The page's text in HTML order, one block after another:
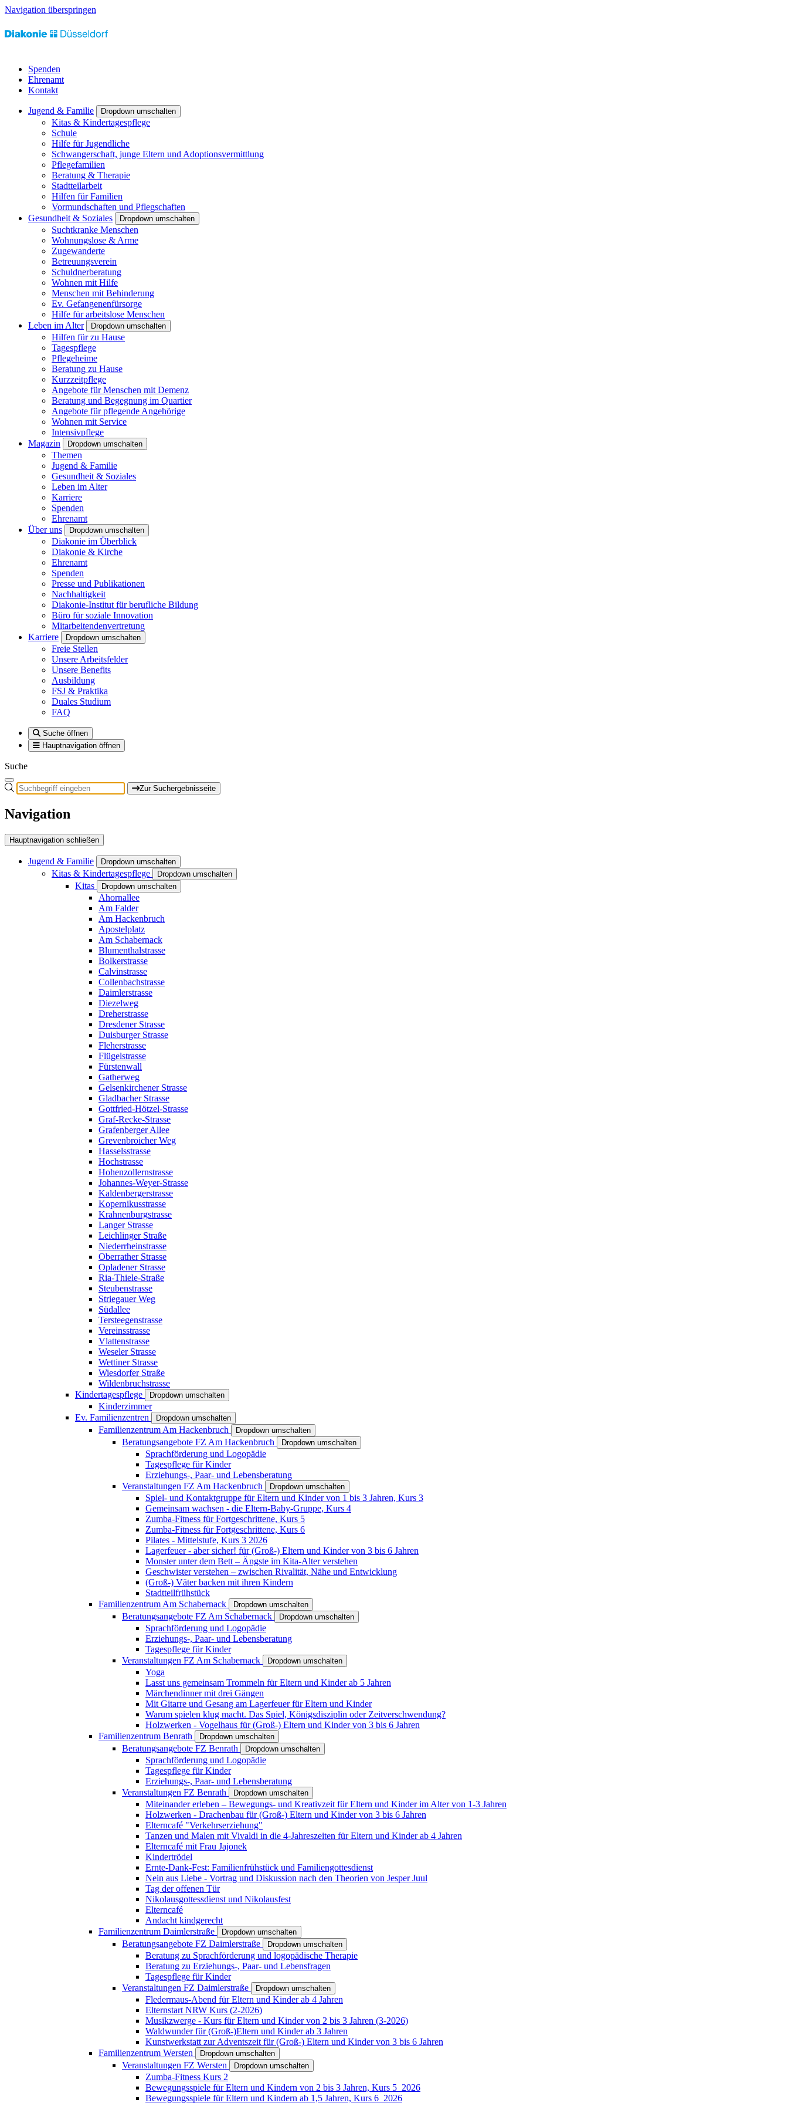
Navigation überspringen
Spenden
Ehrenamt
Kontakt
Jugend & Familie Dropdown umschalten
Kitas & Kindertagespflege
Schule
Hilfe für Jugendliche
Schwangerschaft, junge Eltern und Adoptionsvermittlung
Pflegefamilien
Beratung & Therapie
Stadtteilarbeit
Hilfen für Familien
Vormundschaften und Pflegschaften
Gesundheit & Soziales
Dropdown umschalten
Suchtkranke Menschen
Wohnungslose & Arme
Zugewanderte
Betreuungsverein
Schuldnerberatung
Wohnen mit Hilfe
Menschen mit Behinderung
Ev. Gefangenenfürsorge
Hilfe für arbeitslose Menschen
Leben im Alter
Dropdown umschalten
Hilfen für zu Hause
Tagespflege
Pflegeheime
Beratung zu Hause
Kurzzeitpflege
Angebote für Menschen mit Demenz
Beratung und Begegnung im Quartier
Angebote für pflegende Angehörige
Wohnen mit Service
Intensivpflege
Magazin
Dropdown umschalten
Themen
Jugend & Familie
Gesundheit & Soziales
Leben im Alter
Karriere
Spenden
Ehrenamt
Über uns
Dropdown umschalten
Diakonie im Überblick
Diakonie & Kirche
Ehrenamt
Spenden
Presse und Publikationen
Nachhaltigkeit
Diakonie-Institut für berufliche Bildung
Büro für soziale Innovation
Mitarbeitendenvertretung
Karriere
Dropdown umschalten
Freie Stellen
Unsere Arbeitsfelder
Unsere Benefits
Ausbildung
FSJ & Praktika
Duales Studium
FAQ
Suche öffnen
Hauptnavigation öffnen
Suche
Zur Suchergebnisseite
Navigation
Hauptnavigation schließen
Jugend & Familie Dropdown umschalten
Kitas & Kindertagespflege Dropdown umschalten
Kitas Dropdown umschalten
Ahornallee
Am Falder
Am Hackenbruch
Apostelplatz
Am Schabernack
Blumenthalstrasse
Bolkerstrasse
Calvinstrasse
Collenbachstrasse
Daimlerstrasse
Diezelweg
Dreherstrasse
Dresdener Strasse
Duisburger Strasse
Fleherstrasse
Flügelstrasse
Fürstenwall
Gatherweg
Gelsenkirchener Strasse
Gladbacher Strasse
Gottfried-Hötzel-Strasse
Graf-Recke-Strasse
Grafenberger Allee
Grevenbroicher Weg
Hasselsstrasse
Hochstrasse
Hohenzollernstrasse
Johannes-Weyer-Strasse
Kaldenbergerstrasse
Kopernikusstrasse
Krahnenburgstrasse
Langer Strasse
Leichlinger Straße
Niederrheinstrasse
Oberrather Strasse
Opladener Strasse
Ria-Thiele-Straße
Steubenstrasse
Striegauer Weg
Südallee
Tersteegenstrasse
Vereinsstrasse
Vlattenstrasse
Weseler Strasse
Wettiner Strasse
Wiesdorfer Straße
Wildenbruchstrasse
Kindertagespflege
Dropdown umschalten
Kinderzimmer
Ev. Familienzentren
Dropdown umschalten
Familienzentrum Am Hackenbruch Dropdown umschalten
Beratungsangebote FZ Am Hackenbruch Dropdown umschalten
Sprachförderung und Logopädie
Tagespflege für Kinder
Erziehungs-, Paar- und Lebensberatung
Veranstaltungen FZ Am Hackenbruch
Dropdown umschalten
Spiel- und Kontaktgruppe für Eltern und Kinder von 1 bis 3 Jahren, Kurs 3
Gemeinsam wachsen - die Eltern-Baby-Gruppe, Kurs 4
Zumba-Fitness für Fortgeschrittene, Kurs 5
Zumba-Fitness für Fortgeschrittene, Kurs 6
Pilates - Mittelstufe, Kurs 3 2026
Lagerfeuer - aber sicher! für (Groß-) Eltern und Kinder von 3 bis 6 Jahren
Monster unter dem Bett – Ängste im Kita-Alter verstehen
Geschwister verstehen – zwischen Rivalität, Nähe und Entwicklung
(Groß-) Väter backen mit ihren Kindern
Stadtteilfrühstück
Familienzentrum Am Schabernack
Dropdown umschalten
Beratungsangebote FZ Am Schabernack Dropdown umschalten
Sprachförderung und Logopädie
Erziehungs-, Paar- und Lebensberatung
Tagespflege für Kinder
Veranstaltungen FZ Am Schabernack
Dropdown umschalten
Yoga
Lasst uns gemeinsam Trommeln für Eltern und Kinder ab 5 Jahren
Märchendinner mit drei Gängen
Mit Gitarre und Gesang am Lagerfeuer für Eltern und Kinder
Warum spielen klug macht. Das Spiel, Königsdisziplin oder Zeitverschwendung?
Holzwerken - Vogelhaus für (Groß-) Eltern und Kinder von 3 bis 6 Jahren
Familienzentrum Benrath
Dropdown umschalten
Beratungsangebote FZ Benrath Dropdown umschalten
Sprachförderung und Logopädie
Tagespflege für Kinder
Erziehungs-, Paar- und Lebensberatung
Veranstaltungen FZ Benrath
Dropdown umschalten
Miteinander erleben – Bewegungs- und Kreativzeit für Eltern und Kinder im Alter von 1-3 Jahren
Holzwerken - Drachenbau für (Groß-) Eltern und Kinder von 3 bis 6 Jahren
Elterncafé "Verkehrserziehung"
Tanzen und Malen mit Vivaldi in die 4-Jahreszeiten für Eltern und Kinder ab 4 Jahren
Elterncafé mit Frau Jajonek
Kindertrödel
Ernte-Dank-Fest: Familienfrühstück und Familiengottesdienst
Nein aus Liebe - Vortrag und Diskussion nach den Theorien von Jesper Juul
Tag der offenen Tür
Nikolausgottessdienst und Nikolausfest
Elterncafé
Andacht kindgerecht
Familienzentrum Daimlerstraße
Dropdown umschalten
Beratungsangebote FZ Daimlerstraße Dropdown umschalten
Beratung zu Sprachförderung und logopädische Therapie
Beratung zu Erziehungs-, Paar- und Lebensfragen
Tagespflege für Kinder
Veranstaltungen FZ Daimlerstraße
Dropdown umschalten
Fledermaus-Abend für Eltern und Kinder ab 4 Jahren
Elternstart NRW Kurs (2-2026)
Musikzwerge - Kurs für Eltern und Kinder von 2 bis 3 Jahren (3-2026)
Waldwunder für (Groß-)Eltern und Kinder ab 3 Jahren
Kunstwerkstatt zur Adventszeit für (Groß-) Eltern und Kinder von 3 bis 6 Jahren
Familienzentrum Wersten
Dropdown umschalten
Veranstaltungen FZ Wersten Dropdown umschalten
Zumba-Fitness Kurs 2
Bewegungsspiele für Eltern und Kindern von 2 bis 3 Jahren, Kurs 5_2026
Bewegungsspiele für Eltern und Kindern ab 1,5 Jahren, Kurs 6_2026